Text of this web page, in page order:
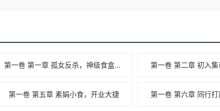
第一卷 第一章 孤女反杀，神级食盒觉醒 第一卷 第二章 初入
第一卷 第五章 素娟小食，开业大捷 第一卷 第六章 同行